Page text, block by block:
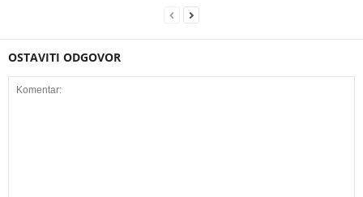
OSTAVITI ODGOVOR